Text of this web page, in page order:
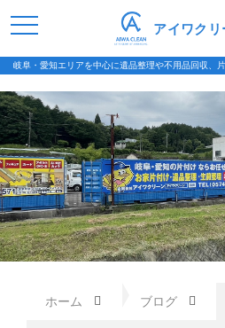
岐阜・愛知エリアを中心に遺品整理や不用品回収、
アイワクリ
ホーム ブログ